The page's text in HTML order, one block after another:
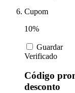
Cupom
10%
Guardar
Verificado
Código
desconto